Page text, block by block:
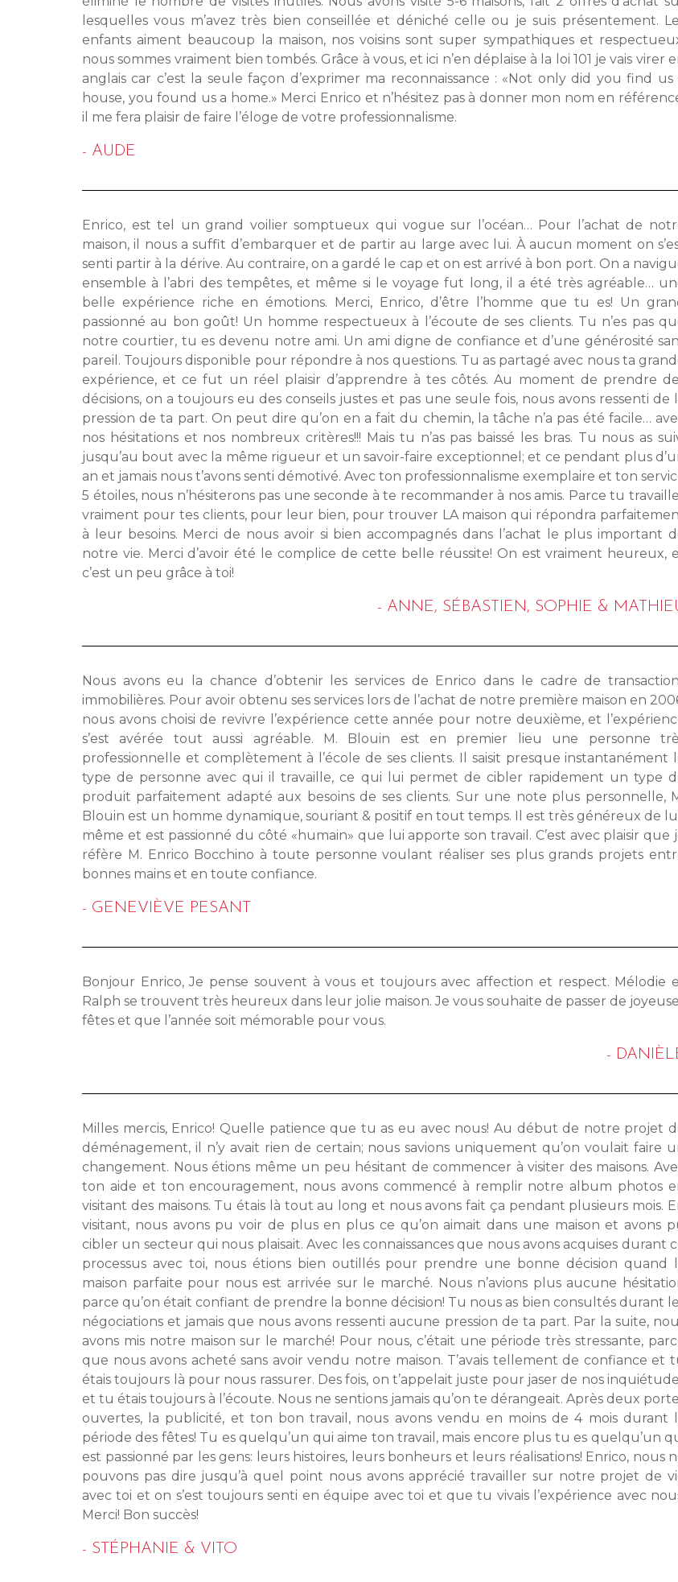
lesquelles vous m’avez très bien conseillée et déniché celle ou je suis présentement.
enfants aiment beaucoup la maison, nos voisins sont super sympathiques et
nous sommes vraiment bien tombés. Grâce à vous, et ici n’en déplaise à la loi 101 je vais virer
anglais car c’est la seule façon d’exprimer ma reconnaissance : «Not only did you find us
house, you found us a home.» Merci Enrico et n’hésitez pas à donner mon nom en
il me fera plaisir de faire l’éloge de votre professionnalisme.
- AUDE
Enrico, est tel un grand voilier somptueux qui vogue sur l’océan… Pour l’achat de
maison, il nous a suffit d’embarquer et de partir au large avec lui. À aucun moment on
senti partir à la dérive. Au contraire, on a gardé le cap et on est arrivé à bon port. On a
ensemble à l’abri des tempêtes, et même si le voyage fut long, il a été très agréable…
belle expérience riche en émotions. Merci, Enrico, d’être l’homme que tu es! Un
passionné au bon goût! Un homme respectueux à l’écoute de ses clients. Tu n’es pas
notre courtier, tu es devenu notre ami. Un ami digne de confiance et d’une générosité
pareil. Toujours disponible pour répondre à nos questions. Tu as partagé avec nous ta
expérience, et ce fut un réel plaisir d’apprendre à tes côtés. Au moment de prendre
décisions, on a toujours eu des conseils justes et pas une seule fois, nous avons ressenti de
pression de ta part. On peut dire qu’on en a fait du chemin, la tâche n’a pas été facile…
nos hésitations et nos nombreux critères!!! Mais tu n’as pas baissé les bras. Tu nous as
jusqu’au bout avec la même rigueur et un savoir-faire exceptionnel; et ce pendant plus
an et jamais nous t’avons senti démotivé. Avec ton professionnalisme exemplaire et ton
5 étoiles, nous n’hésiterons pas une seconde à te recommander à nos amis. Parce tu
vraiment pour tes clients, pour leur bien, pour trouver LA maison qui répondra
à leur besoins. Merci de nous avoir si bien accompagnés dans l’achat le plus important
notre vie. Merci d’avoir été le complice de cette belle réussite! On est vraiment heureux,
c’est un peu grâce à toi!
- ANNE, SÉBASTIEN, SOPHIE &
Nous avons eu la chance d’obtenir les services de Enrico dans le cadre de
immobilières. Pour avoir obtenu ses services lors de l’achat de notre première maison en
nous avons choisi de revivre l’expérience cette année pour notre deuxième, et
s’est avérée tout aussi agréable. M. Blouin est en premier lieu une personne
professionnelle et complètement à l’école de ses clients. Il saisit presque instantanément
type de personne avec qui il travaille, ce qui lui permet de cibler rapidement un type
produit parfaitement adapté aux besoins de ses clients. Sur une note plus personnelle,
Blouin est un homme dynamique, souriant & positif en tout temps. Il est très généreux de
même et est passionné du côté «humain» que lui apporte son travail. C’est avec plaisir que
réfère M. Enrico Bocchino à toute personne voulant réaliser ses plus grands projets
bonnes mains et en toute confiance.
- GENEVIÈVE PESANT
Bonjour Enrico, Je pense souvent à vous et toujours avec affection et respect. Mélodie
Ralph se trouvent très heureux dans leur jolie maison. Je vous souhaite de passer de
fêtes et que l’année soit mémorable pour vous.
-
Milles mercis, Enrico! Quelle patience que tu as eu avec nous! Au début de notre projet
déménagement, il n’y avait rien de certain; nous savions uniquement qu’on voulait faire
changement. Nous étions même un peu hésitant de commencer à visiter des maisons.
ton aide et ton encouragement, nous avons commencé à remplir notre album photos
visitant des maisons. Tu étais là tout au long et nous avons fait ça pendant plusieurs mois.
visitant, nous avons pu voir de plus en plus ce qu’on aimait dans une maison et avons
cibler un secteur qui nous plaisait. Avec les connaissances que nous avons acquises durant
processus avec toi, nous étions bien outillés pour prendre une bonne décision quand
maison parfaite pour nous est arrivée sur le marché. Nous n’avions plus aucune
parce qu’on était confiant de prendre la bonne décision! Tu nous as bien consultés durant
négociations et jamais que nous avons ressenti aucune pression de ta part. Par la suite,
avons mis notre maison sur le marché! Pour nous, c’était une période très stressante,
que nous avons acheté sans avoir vendu notre maison. T’avais tellement de confiance et
étais toujours là pour nous rassurer. Des fois, on t’appelait juste pour jaser de nos
et tu étais toujours à l’écoute. Nous ne sentions jamais qu’on te dérangeait. Après deux
ouvertes, la publicité, et ton bon travail, nous avons vendu en moins de 4 mois durant
période des fêtes! Tu es quelqu’un qui aime ton travail, mais encore plus tu es quelqu’un
est passionné par les gens: leurs histoires, leurs bonheurs et leurs réalisations! Enrico, nous
pouvons pas dire jusqu’à quel point nous avons apprécié travailler sur notre projet de
avec toi et on s’est toujours senti en équipe avec toi et que tu vivais l’expérience avec
Merci! Bon succès!
- STÉPHANIE & VITO